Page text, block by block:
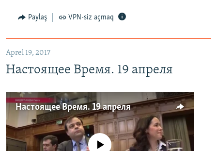
Paylaş VPN-siz açmaq
Aprel 19, 2017
Настоящее Время. 19 апреля
Настоящее Время. 19 апреля
No media source currently available